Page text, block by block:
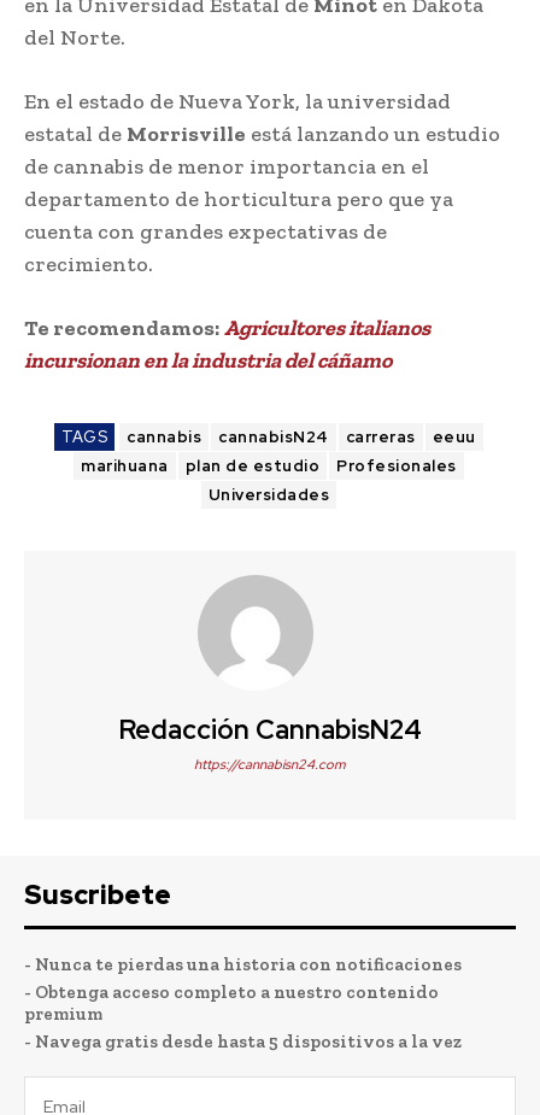
del Norte.
En el estado de Nueva York, la universidad
estatal de Morrisville está lanzando un estudio
de cannabis de menor importancia en el
departamento de horticultura pero que ya
cuenta con grandes expectativas de
crecimiento.
Te recomendamos:Agricultores italianos
incursionan en la industria del cáñamo
TAGS cannabis cannabisN24 carreras
eeuu
marihuana
plan de estudio
Profesionales
Universidades
Redacción CannabisN24
https://cannabisn24.com
Suscribete
- Nunca te pierdas una historia con notificaciones
- Obtenga acceso completo a nuestro contenido
premium
- Navega gratis desde hasta 5 dispositivos a la vez